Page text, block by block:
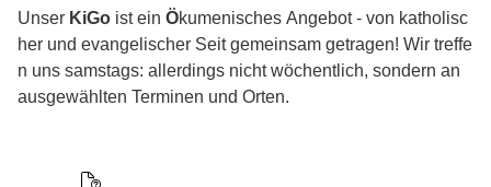
Unser KiGo ist ein Ökumenisches Angebot - von katholisc
her und evangelischer Seit gemeinsam getragen! Wir treffe
n uns samstags: allerdings nicht wöchentlich, sondern an
ausgewählten Terminen und Orten.